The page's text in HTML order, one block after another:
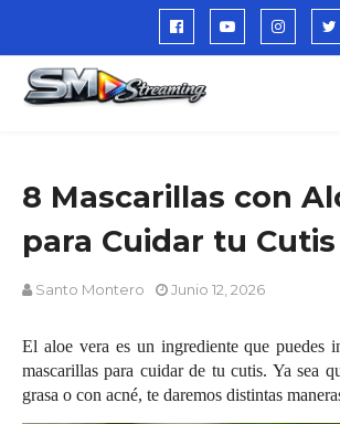
8 Mascarillas con
para Cuidar tu Cutis
Santo Montero Junio 12, 2026
El aloe vera es un ingrediente que puedes
mascarillas para cuidar de tu cutis. Ya sea
grasa o con acné, te daremos distintas